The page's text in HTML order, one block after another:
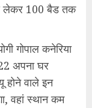
लेकर 100 बैड तक
गोपाल कनेरिया
22 अपना घर
होने वाले इन
वहां स्थान कम